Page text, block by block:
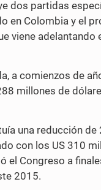
dos partidas
en Colombia y el
viene adelantando
a comienzos de
millones de
una reducción de
con los US 310
el Congreso a
2015.